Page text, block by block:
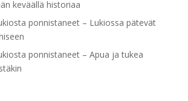
keväällä historiaa
ponnistaneet – Lukiossa pätevät
ponnistaneet – Apua ja tukea